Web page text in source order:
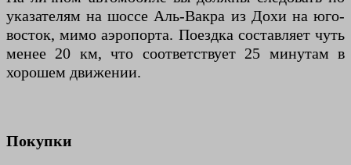
указателям на шоссе Аль-Вакра из Дохи на юго-
восток, мимо аэропорта. Поездка составляет чуть
менее 20 км, что соответствует 25 минутам в
хорошем движении.
Покупки